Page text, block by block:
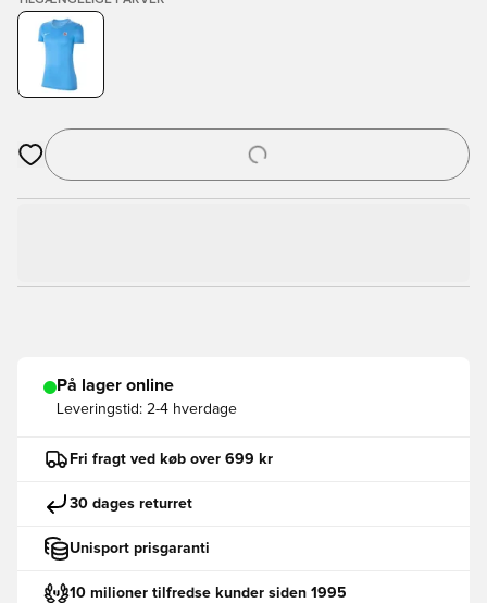
Åbner en Modal til at logge ind eller tilmelde dig som medlem
På lager online
Leveringstid: 2-4 hverdage
Fri fragt ved køb over 699 kr
30 dages returret
Unisport prisgaranti
10 milioner tilfredse kunder siden 1995